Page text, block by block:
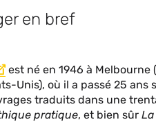
en bref
est né en 1946 à Melbourne
Unis), où il a passé 25 ans
traduits dans une
pratique, et bien sûr